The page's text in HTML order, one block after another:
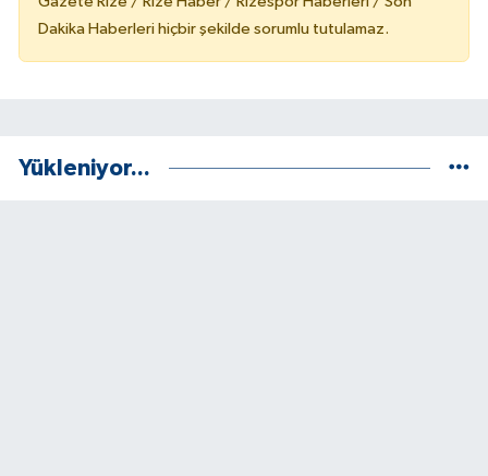
Dakika Haberleri hiçbir şekilde sorumlu tutulamaz.
Yükleniyor...